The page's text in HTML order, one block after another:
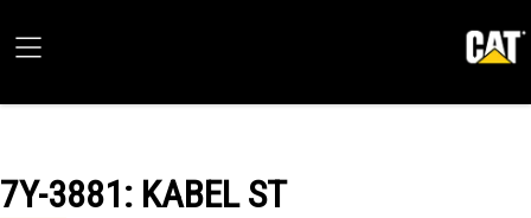
7Y-3881: KABEL ST